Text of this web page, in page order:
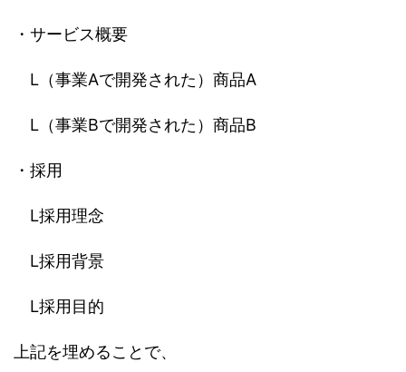
・サービス概要
L（事業Aで開発された）商品A
L（事業Bで開発された）商品B
・採用
L採用理念
L採用背景
L採用目的
上記を埋めることで、